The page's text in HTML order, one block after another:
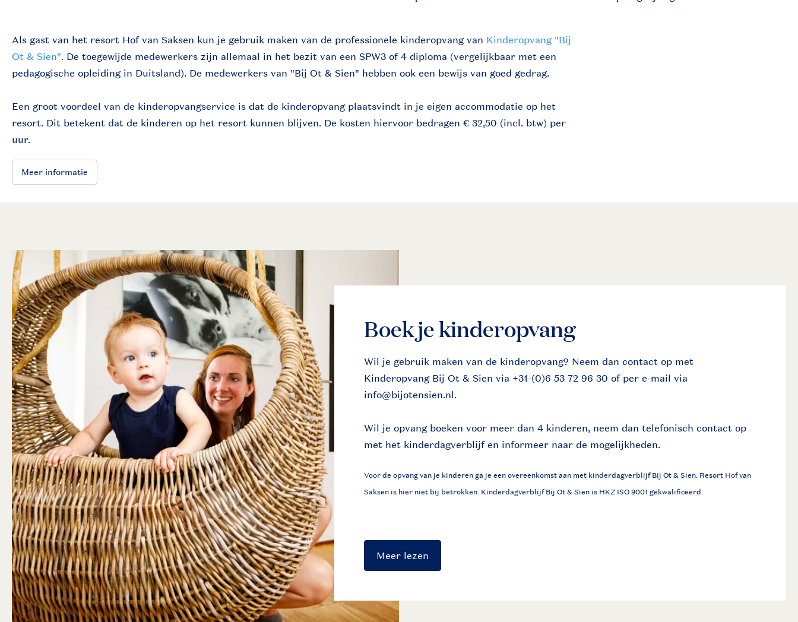
Als gast van het resort Hof van Saksen kun je gebruik maken van de professionele kinderopvang van Kinderopvang "Bij
Ot & Sien". De toegewijde medewerkers zijn allemaal in het bezit van een SPW3 of 4 diploma (vergelijkbaar met een
pedagogische opleiding in Duitsland). De medewerkers van "Bij Ot & Sien" hebben ook een bewijs van goed gedrag.
Een groot voordeel van de kinderopvangservice is dat de kinderopvang plaatsvindt in je eigen accommodatie op het
resort. Dit betekent dat de kinderen op het resort kunnen blijven. De kosten hiervoor bedragen € 32,50 (incl. btw) per
uur.
Meer informatie
Boek je kinderopvang
Wil je gebruik maken van de kinderopvang? Neem dan contact op met
Kinderopvang Bij Ot & Sien via +31-(0)6 53 72 96 30 of per e-mail via
info@bijotensien.nl.
Wil je opvang boeken voor meer dan 4 kinderen, neem dan telefonisch contact op
met het kinderdagverblijf en informeer naar de mogelijkheden.
Voor de opvang van je kinderen ga je een overeenkomst aan met kinderdagverblijf Bij Ot & Sien. Resort Hof van
Saksen is hier niet bij betrokken. Kinderdagverblijf Bij Ot & Sien is HKZ ISO 9001 gekwalificeerd.
Meer lezen